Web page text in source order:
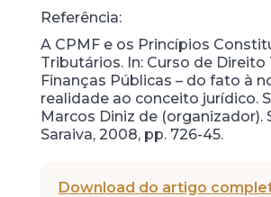
Referência:
A CPMF e os Princípios
Tributários. In: Curso de
Finanças Públicas – do fato à
realidade ao conceito jurídico.
Marcos Diniz de (organizador).
Saraiva, 2008, pp. 726-45.
Download do artigo